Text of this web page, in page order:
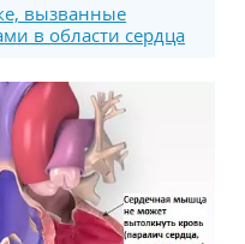
вызванные
в области сердца